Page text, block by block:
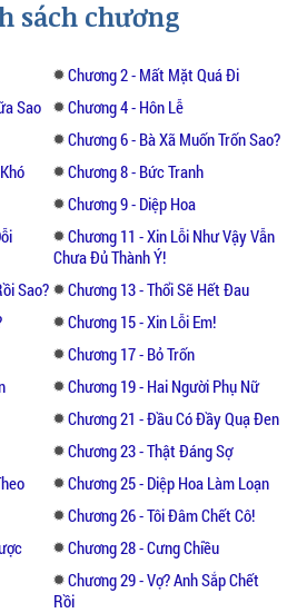
của mình .
sao ? Không phải lúc
phản đối việc hôn sự của
người tự tổ chức lễ cưới
một phen lôi chuyện
ra nói .
muốn mình tức chết
con có nói gì đi chăng nữa
mai làm lễ đính hôn".
lên phòng , để lại một
bóc hỏa ở đó . Nhìn
giảo hoạt:"Ba, con là ai
đây ngoan ngõan mà lấy
một nụ cười vô cùng vô
cô .
sách chương
Chương 2 - Mất Mặt Quá Đi
Sao
Chương 4 - Hôn Lễ
Chương 6 - Bà Xã Muốn Trốn Sao?
Chương 8 - Bức Tranh
Chương 9 - Diệp Hoa
Chương 11 - Xin Lỗi Như Vậy Vẫn
Chưa Đủ Thành Ý!
Sao?
Chương 13 - Thổi Sẽ Hết Đau
Chương 15 - Xin Lỗi Em!
Chương 17 - Bỏ Trốn
Chương 19 - Hai Người Phụ Nữ
Chương 21 - Đầu Có Đầy Quạ Đen
Chương 23 - Thật Đáng Sợ
Chương 25 - Diệp Hoa Làm Loạn
Chương 26 - Tôi Đâm Chết Cô!
Chương 28 - Cưng Chiều
Chương 29 - Vợ? Anh Sắp Chết
Rồi